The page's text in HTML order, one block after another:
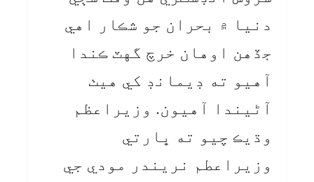
دنيا ۾ بحران جو شڪار اهي
جڏهن اوهان خرچ گهٽ ڪندا
آهيو ته ڊيمانڊ کي هيٺ
آڻيندا آهيون. وزيراعظم
وڌيڪ چيو ته ڀارتي
وزيراعطم نريندر مودي جي